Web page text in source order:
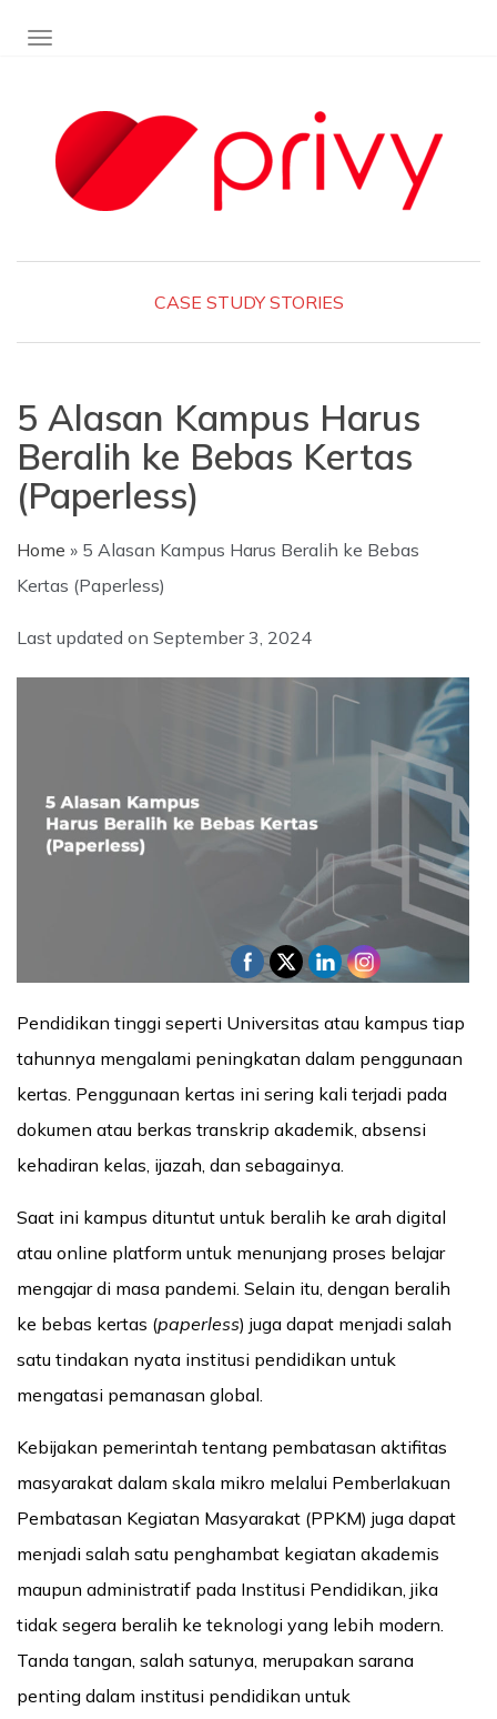
TOGGLE NAVIGATION
CASE STUDY STORIES
5 Alasan Kampus Harus
Beralih ke Bebas Kertas
(Paperless)
Home » 5 Alasan Kampus Harus Beralih ke Bebas
Kertas (Paperless)
Last updated on September 3, 2024
Pendidikan tinggi seperti Universitas atau kampus tiap
tahunnya mengalami peningkatan dalam penggunaan
kertas. Penggunaan kertas ini sering kali terjadi pada
dokumen atau berkas transkrip akademik, absensi
kehadiran kelas, ijazah, dan sebagainya.
Saat ini kampus dituntut untuk beralih ke arah digital
atau online platform untuk menunjang proses belajar
mengajar di masa pandemi. Selain itu, dengan beralih
ke bebas kertas (paperless) juga dapat menjadi salah
satu tindakan nyata institusi pendidikan untuk
mengatasi pemanasan global.
Kebijakan pemerintah tentang pembatasan aktifitas
masyarakat dalam skala mikro melalui Pemberlakuan
Pembatasan Kegiatan Masyarakat (PPKM) juga dapat
menjadi salah satu penghambat kegiatan akademis
maupun administratif pada Institusi Pendidikan, jika
tidak segera beralih ke teknologi yang lebih modern.
Tanda tangan, salah satunya, merupakan sarana
penting dalam institusi pendidikan untuk